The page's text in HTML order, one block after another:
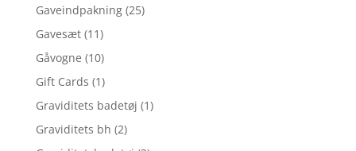
Gaveindpakning (25)
Gavesæt (11)
Gåvogne (10)
Gift Cards (1)
Graviditets badetøj (1)
Graviditets bh (2)